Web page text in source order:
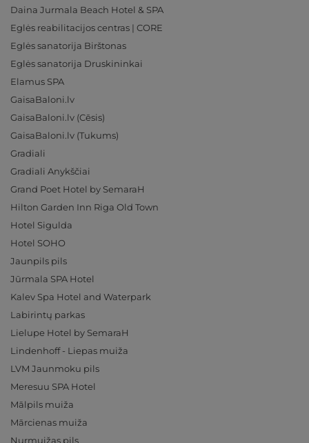
Daina Jurmala Beach Hotel & SPA
Eglės reabilitacijos centras | CORE
Eglės sanatorija Birštonas
Eglės sanatorija Druskininkai
Elamus SPA
GaisaBaloni.lv
GaisaBaloni.lv (Cēsis)
GaisaBaloni.lv (Tukums)
Gradiali
Gradiali Anykščiai
Grand Poet Hotel by SemaraH
Hilton Garden Inn Riga Old Town
Hotel Sigulda
Hotel SOHO
Jaunpils pils
Jūrmala SPA Hotel
Kalev Spa Hotel and Waterpark
Labirintų parkas
Lielupe Hotel by SemaraH
Lindenhoff - Liepas muiža
LVM Jaunmoku pils
Meresuu SPA Hotel
Mālpils muiža
Mārcienas muiža
Nurmuižas pils